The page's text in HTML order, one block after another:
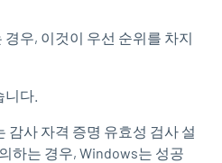
우, 이것이 우선 순위를 차지
다.
감사 자격 증명 유효성 검사 설
하는 경우, Windows는 성공